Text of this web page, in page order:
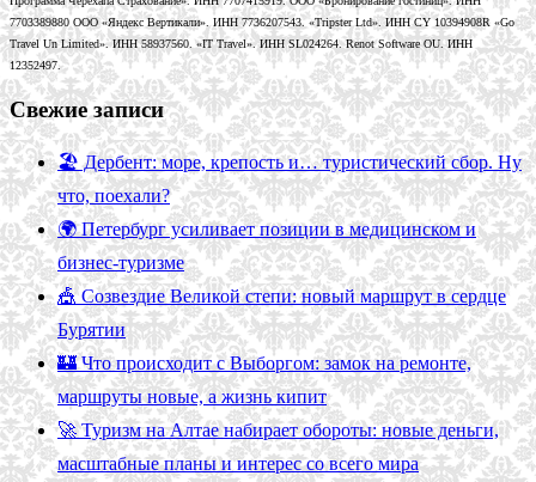
7703389880 ООО «Яндекс Вертикали». ИНН 7736207543. «Tripster Ltd». ИНН CY 10394908R «Go
Travel Un Limited». ИНН 58937560. «IT Travel». ИНН SL024264. Renot Software OU. ИНН
12352497.
Свежие записи
🏖️ Дербент: море, крепость и… туристический сбор. Ну
что, поехали?
🌍 Петербург усиливает позиции в медицинском и
бизнес-туризме
🎪 Созвездие Великой степи: новый маршрут в сердце
Бурятии
🏰 Что происходит с Выборгом: замок на ремонте,
маршруты новые, а жизнь кипит
🚀 Туризм на Алтае набирает обороты: новые деньги,
масштабные планы и интерес со всего мира